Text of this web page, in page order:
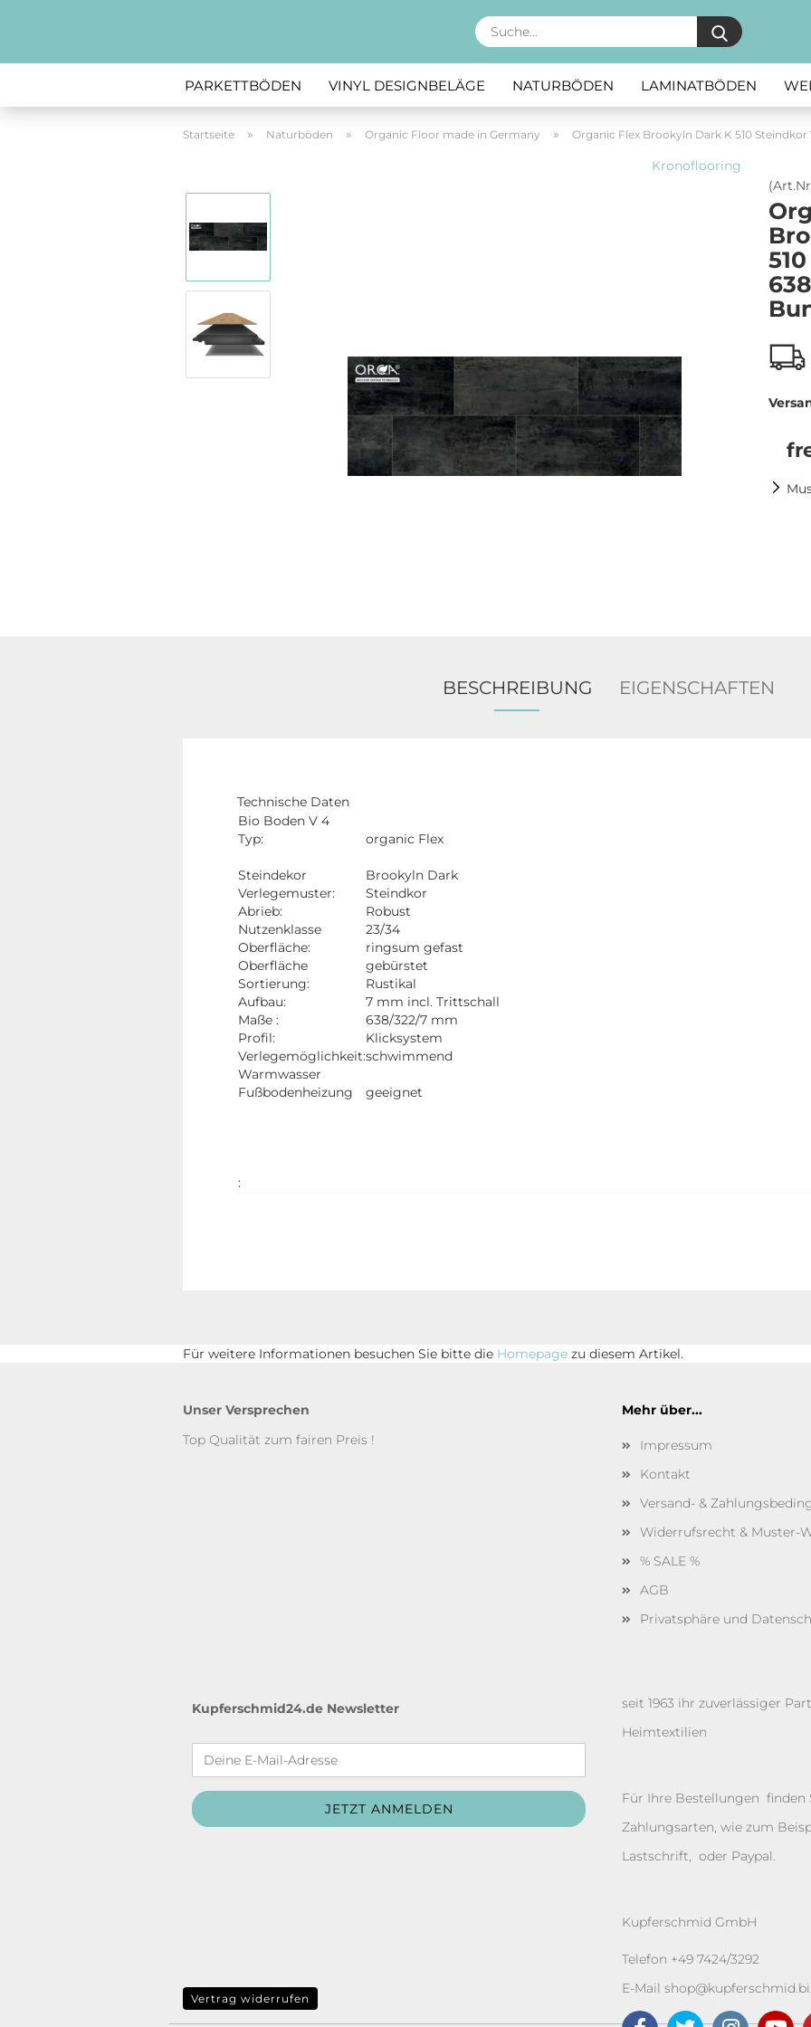
Suche...
PARKETTBÖDEN VINYL DESIGNBELÄGE NATURBÖDEN LAMINATBÖDEN
Startseite » Naturböden » Organic Floor made in Germany » Organic Flex Brookyln Dark K 510
Kronoflooring
BESCHREIBUNG EIGENSCHAFTEN
Technische Daten
Bio Boden V 4
Typ:
organic Flex
Steindekor
Brookyln Dark
Verlegemuster:
Steindkor
Abrieb:
Robust
Nutzenklasse
23/34
Oberfläche:
ringsum gefast
Oberfläche
gebürstet
Sortierung:
Rustikal
Aufbau:
7 mm incl. Trittschall
Maße :
638/322/7 mm
Profil:
Klicksystem
Verlegemöglichkeit:schwimmend
Warmwasser
Fußbodenheizung
geeignet
:
Für weitere Informationen besuchen Sie bitte die Homepage zu diesem Artikel.
Unser Versprechen
Top Qualität zum fairen Preis !
Mehr über...
Impressum
Kontakt
Versand- &
Widerrufsrecht & Muster-
% SALE %
AGB
Privatsphäre und
Kupferschmid24.de Newsletter
seit 1963 ihr zuverlässiger
Heimtextilien
Für Ihre Bestellungen finden
Zahlungsarten, wie zum
Lastschrift, oder Paypal.
Kupferschmid GmbH
Telefon +49 7424/3292
E-Mail
Vertrag widerrufen